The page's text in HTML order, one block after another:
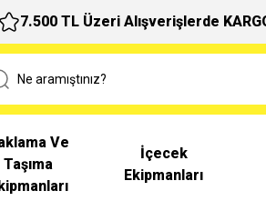
7.500 TL Üzeri Alışverişlerde
Ve
Taşıma
İçecek
Ekipmanları